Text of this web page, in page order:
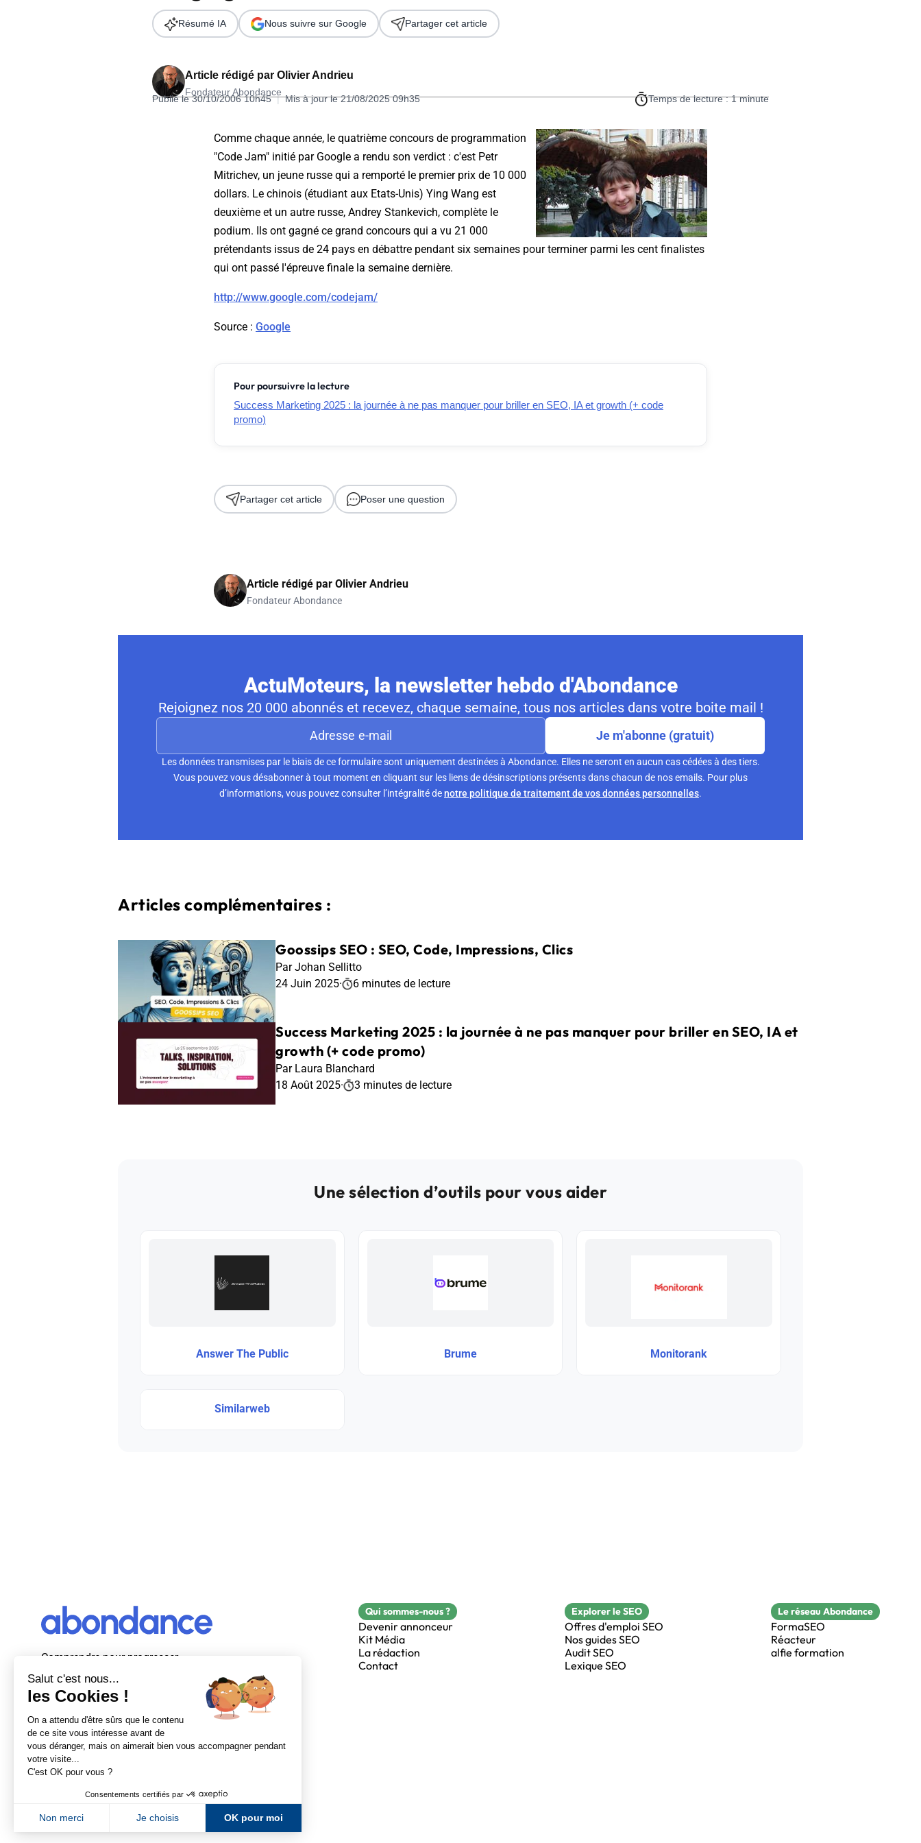
Télécharger l'Ebook
Formation SEO & GEO - Edition 2026
Article rédigé par Olivier Andrieu
Fondateur Abondance
Publié le 30/10/2006 10h45 | Mis à jour le 21/08/2025 09h35 Temps de lecture : 1 minute
Résumé IA Nous suivre sur Google Partager cet article
Comme chaque année, le quatrième concours de programmation
"Code Jam" initié par Google a rendu son verdict : c'est Petr
Mitrichev, un jeune russe qui a remporté le premier prix de 10 000
dollars. Le chinois (étudiant aux Etats-Unis) Ying Wang est
deuxième et un autre russe, Andrey Stankevich, complète le
podium. Ils ont gagné ce grand concours qui a vu 21 000
prétendants issus de 24 pays en débattre pendant six semaines pour terminer parmi les cent finalistes
qui ont passé l'épreuve finale la semaine dernière.
http://www.google.com/codejam/
Source : Google
Pour poursuivre la lecture
Success Marketing 2025 : la journée à ne pas manquer pour briller en SEO, IA et growth (+ code
promo)
Partager cet article Poser une question
Article rédigé par Olivier Andrieu
Fondateur Abondance
ActuMoteurs, la newsletter hebdo d'Abondance
Rejoignez nos 20 000 abonnés et recevez, chaque semaine, tous nos articles dans votre boite mail !
Je m'abonne (gratuit)
Les données transmises par le biais de ce formulaire sont uniquement destinées à Abondance. Elles ne seront en aucun cas cédées à des tiers.
Vous pouvez vous désabonner à tout moment en cliquant sur les liens de désinscriptions présents dans chacun de nos emails. Pour plus
d’informations, vous pouvez consulter l’intégralité denotre politique de traitement de vos données personnelles.
Articles complémentaires :
Goossips SEO : SEO, Code, Impressions, Clics
Par Johan Sellitto
24 Juin 2025· 6 minutes de lecture
Success Marketing 2025 : la journée à ne pas manquer pour briller en SEO, IA et
growth (+ code promo)
Par Laura Blanchard
18 Août 2025· 3 minutes de lecture
Une sélection d’outils pour vous aider
Answer The Public Brume Monitorank
Similarweb
Comprendre pour progresser
Abondance, le premier média d’actualité
autour du SEO et des moteurs de recherche
en France.
Qui sommes-nous ?
Devenir annonceur
Kit Média
La rédaction
Contact
Explorer le SEO
Offres d'emploi SEO
Nos guides SEO
Audit SEO
Lexique SEO
Le réseau Abondance
FormaSEO
Réacteur
alfie formation